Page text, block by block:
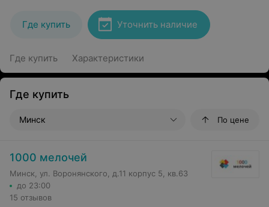
Где купить Уточнить наличие
Где купить Характеристики
Где купить
Минск По цене
1000 мелочей
Минск, ул. Воронянского, д.11 корпус 5, кв.63
до 23:00
15 отзывов